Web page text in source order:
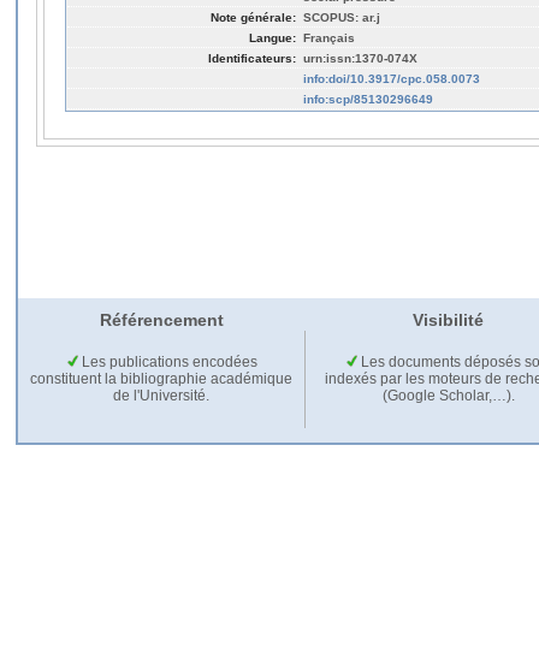
Note générale: SCOPUS: ar.j
Langue: Français
Identificateurs: urn:issn:1370-074X
info:doi/10.3917/cpc.058.0073
info:scp/85130296649
Référencement Visibilité
Les publications encodées
constituent la bibliographie académique
de l'Université.
Les documents déposés
indexés par les moteurs de
(Google Scholar,…).